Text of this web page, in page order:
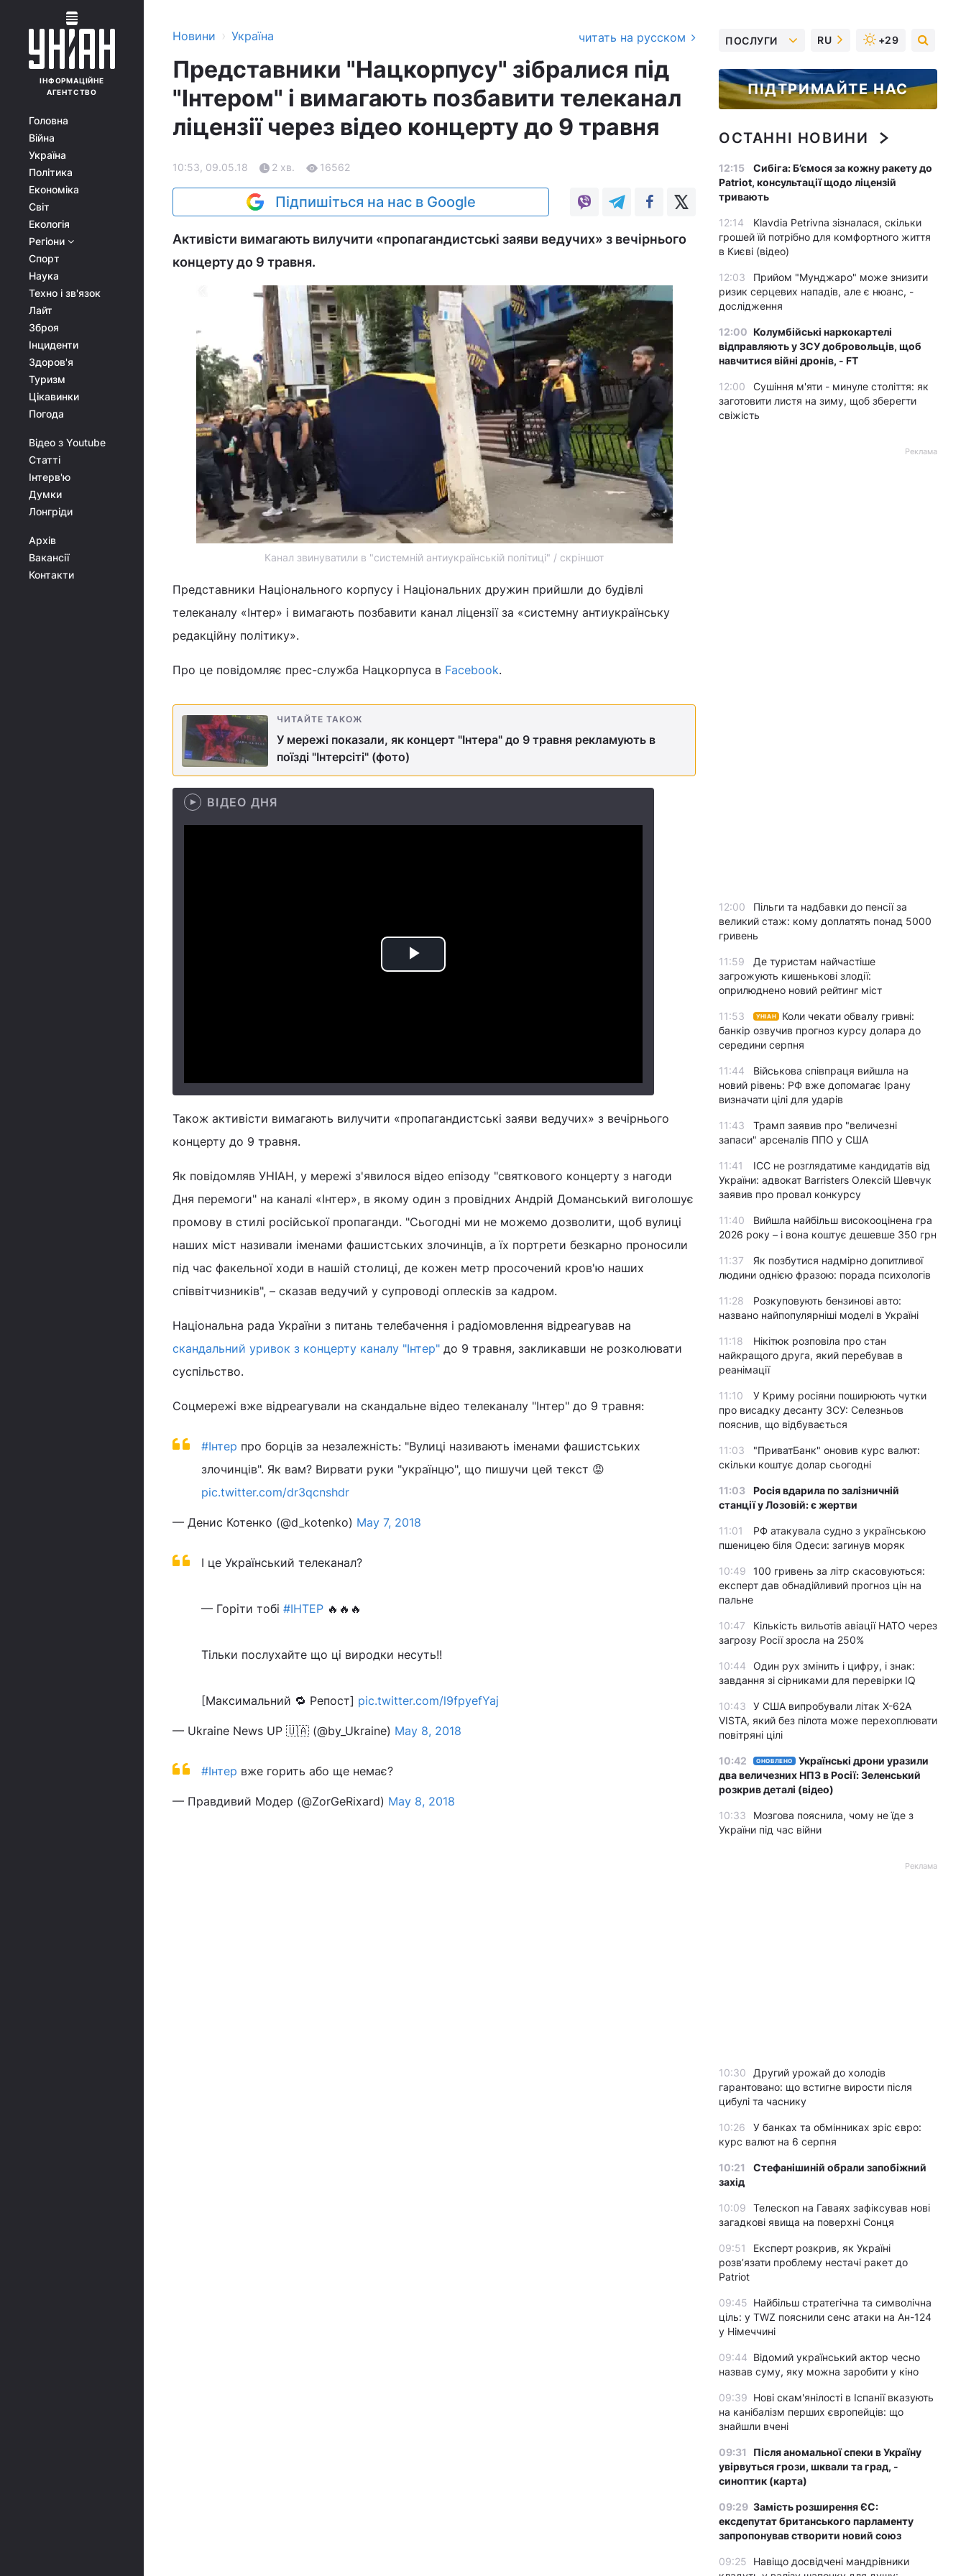
ІНФОРМАЦІЙНЕ
АГЕНТСТВО
Головна
Війна
Україна
Політика
Економіка
Світ
Екологія
Регіони
Спорт
Наука
Техно і зв'язок
Лайт
Зброя
Інциденти
Здоров'я
Туризм
Цікавинки
Погода
Відео з Youtube
Статті
Інтерв'ю
Думки
Лонгріди
Архів
Вакансії
Контакти
Новини › Україна читать на русском
Представники "Нацкорпусу" зібралися під
"Інтером" і вимагають позбавити телеканал
ліцензії через відео концерту до 9 травня
10:53, 09.05.18 2 хв. 16562
Підпишіться на нас в Google
Активісти вимагають вилучити «пропагандистські заяви ведучих» з вечірнього
концерту до 9 травня.
Канал звинуватили в "системній антиукраїнській політиці" / скріншот
Представники Національного корпусу і Національних дружин прийшли до будівлі
телеканалу «Інтер» і вимагають позбавити канал ліцензії за «системну антиукраїнську
редакційну політику».
Про це повідомляє прес-служба Нацкорпуса в Facebook.
ЧИТАЙТЕ ТАКОЖ
У мережі показали, як концерт "Інтера" до 9 травня рекламують в
поїзді "Інтерсіті" (фото)
ВІДЕО ДНЯ
Play
Також активісти вимагають вилучити «пропагандистські заяви ведучих» з вечірнього
концерту до 9 травня.
Як повідомляв УНІАН, у мережі з'явилося відео епізоду "святкового концерту з нагоди
Дня перемоги" на каналі «Інтер», в якому один з провідних Андрій Доманський виголошує
промову в стилі російської пропаганди. "Сьогодні ми не можемо дозволити, щоб вулиці
наших міст називали іменами фашистських злочинців, а їх портрети безкарно проносили
під час факельної ходи в нашій столиці, де кожен метр просочений кров'ю наших
співвітчизників", – сказав ведучий у супроводі оплесків за кадром.
Національна рада України з питань телебачення і радіомовлення відреагував на
скандальний уривок з концерту каналу "Інтер" до 9 травня, закликавши не розколювати
суспільство.
Соцмережі вже відреагували на скандальне відео телеканалу "Інтер" до 9 травня:
#Інтер про борців за незалежність: "Вулиці називають іменами фашистських
злочинців". Як вам? Вирвати руки "українцю", що пишучи цей текст 😡
pic.twitter.com/dr3qcnshdr
— Денис Котенко (@d_kotenko) May 7, 2018
І це Український телеканал?
— Горіти тобі #ІНТЕР 🔥🔥🔥
Тільки послухайте що ці виродки несуть!!
[Максимальний 🔁 Репост] pic.twitter.com/l9fpyefYaj
— Ukraine News UP 🇺🇦 (@by_Ukraine) May 8, 2018
#Інтер вже горить або ще немає?
— Правдивий Модер (@ZorGeRixard) May 8, 2018
ПОСЛУГИ RU +29
ПІДТРИМАЙТЕ НАС
ОСТАННІ НОВИНИ
12:15
Сибіга: Б’ємося за кожну ракету до
Patriot, консультації щодо ліцензій
тривають
12:14
Klavdia Petrivna зізналася, скільки
грошей їй потрібно для комфортного життя
в Києві (відео)
12:03
Прийом "Мунджаро" може знизити
ризик серцевих нападів, але є нюанс, -
дослідження
12:00 Колумбійські наркокартелі
відправляють у ЗСУ добровольців, щоб
навчитися війні дронів, - FT
12:00
Сушіння м'яти - минуле століття: як
заготовити листя на зиму, щоб зберегти
свіжість
Реклама
12:00
Пільги та надбавки до пенсії за
великий стаж: кому доплатять понад 5000
гривень
11:59
Де туристам найчастіше
загрожують кишенькові злодії:
оприлюднено новий рейтинг міст
11:53 УНІАН
Коли чекати обвалу гривні:
банкір озвучив прогноз курсу долара до
середини серпня
11:44
Військова співпраця вийшла на
новий рівень: РФ вже допомагає Ірану
визначати цілі для ударів
11:43
Трамп заявив про "величезні
запаси" арсеналів ППО у США
11:41
ICC не розглядатиме кандидатів від
України: адвокат Barristers Олексій Шевчук
заявив про провал конкурсу
11:40
Вийшла найбільш високооцінена гра
2026 року – і вона коштує дешевше 350 грн
11:37
Як позбутися надмірно допитливої
людини однією фразою: порада психологів
11:28
Розкуповують бензинові авто:
названо найпопулярніші моделі в Україні
11:18
Нікітюк розповіла про стан
найкращого друга, який перебував в
реанімації
11:10
У Криму росіяни поширюють чутки
про висадку десанту ЗСУ: Селезньов
пояснив, що відбувається
11:03
"ПриватБанк" оновив курс валют:
скільки коштує долар сьогодні
11:03
Росія вдарила по залізничній
станції у Лозовій: є жертви
11:01
РФ атакувала судно з українською
пшеницею біля Одеси: загинув моряк
10:49
100 гривень за літр скасовуються:
експерт дав обнадійливий прогноз цін на
пальне
10:47
Кількість вильотів авіації НАТО через
загрозу Росії зросла на 250%
10:44
Один рух змінить і цифру, і знак:
завдання зі сірниками для перевірки IQ
10:43
У США випробували літак X-62A
VISTA, який без пілота може перехоплювати
повітряні цілі
10:42 ОНОВЛЕНО
Українські дрони уразили
два величезних НПЗ в Росії: Зеленський
розкрив деталі (відео)
10:33
Мозгова пояснила, чому не їде з
України під час війни
Реклама
10:30
Другий урожай до холодів
гарантовано: що встигне вирости після
цибулі та часнику
10:26
У банках та обмінниках зріс євро:
курс валют на 6 серпня
10:21
Стефанішиній обрали запобіжний
захід
10:09
Телескоп на Гаваях зафіксував нові
загадкові явища на поверхні Сонця
09:51
Експерт розкрив, як Україні
розвʼязати проблему нестачі ракет до
Patriot
09:45 Найбільш стратегічна та символічна
ціль: у TWZ пояснили сенс атаки на Ан-124
у Німеччині
09:44 Відомий український актор чесно
назвав суму, яку можна заробити у кіно
09:39 Нові скам'янілості в Іспанії вказують
на канібалізм перших європейців: що
знайшли вчені
09:31
Після аномальної спеки в Україну
увірвуться грози, шквали та град, -
синоптик (карта)
09:29 Замість розширення ЄС:
ексдепутат британського парламенту
запропонував створити новий союз
09:25
Навіщо досвідчені мандрівники